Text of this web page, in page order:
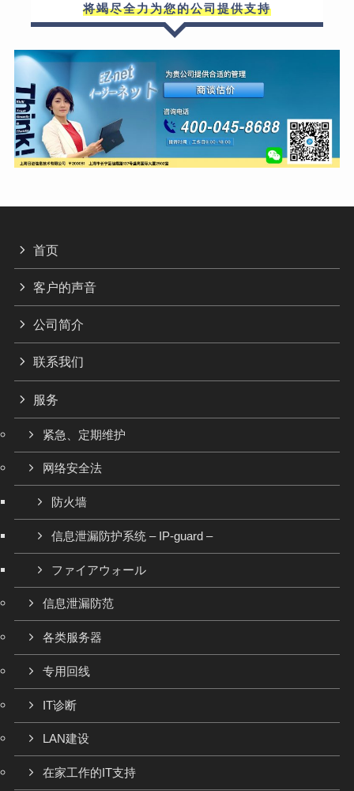
将竭尽全力为您的公司提供支持
首页
客户的声音
公司简介
联系我们
服务
紧急、定期维护
网络安全法
防火墙
信息泄漏防护系统 – IP-guard –
ファイアウォール
信息泄漏防范
各类服务器
专用回线
IT诊断
LAN建设
在家工作的IT支持